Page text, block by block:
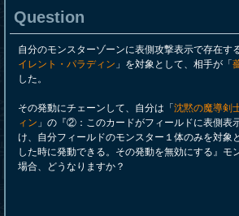
Question
自分のモンスターゾーンに表側攻撃表示で存在す
イレント・パラディン 」を対象として、相手が「
した。
その発動にチェーンして、自分は「 沈黙の魔導剣
ィン 」の『②：このカードがフィールドに表側表
け、自分フィールドのモンスター１体のみを対象
した時に発動できる。その発動を無効にする』モ
場合、どうなりますか？